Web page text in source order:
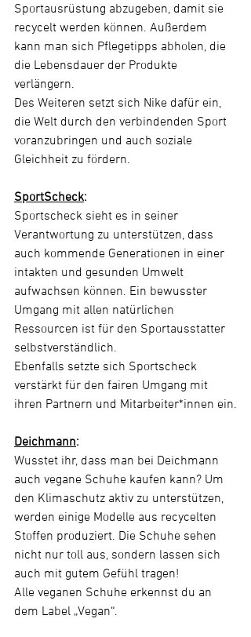
Sportausrüstung abzugeben, damit sie
recycelt werden können. Außerdem
kann man sich Pflegetipps abholen, die
die Lebensdauer der Produkte
verlängern.
Des Weiteren setzt sich Nike dafür ein,
die Welt durch den verbindenden Sport
voranzubringen und auch soziale
Gleichheit zu fördern.
SportScheck:
Sportscheck sieht es in seiner
Verantwortung zu unterstützen, dass
auch kommende Generationen in einer
intakten und gesunden Umwelt
aufwachsen können. Ein bewusster
Umgang mit allen natürlichen
Ressourcen ist für den Sportausstatter
selbstverständlich.
Ebenfalls setzte sich Sportscheck
verstärkt für den fairen Umgang mit
ihren Partnern und Mitarbeiter*innen ein.
Deichmann:
Wusstet ihr, dass man bei Deichmann
auch vegane Schuhe kaufen kann? Um
den Klimaschutz aktiv zu unterstützen,
werden einige Modelle aus recycelten
Stoffen produziert. Die Schuhe sehen
nicht nur toll aus, sondern lassen sich
auch mit gutem Gefühl tragen!
Alle veganen Schuhe erkennst du an
dem Label „Vegan“.